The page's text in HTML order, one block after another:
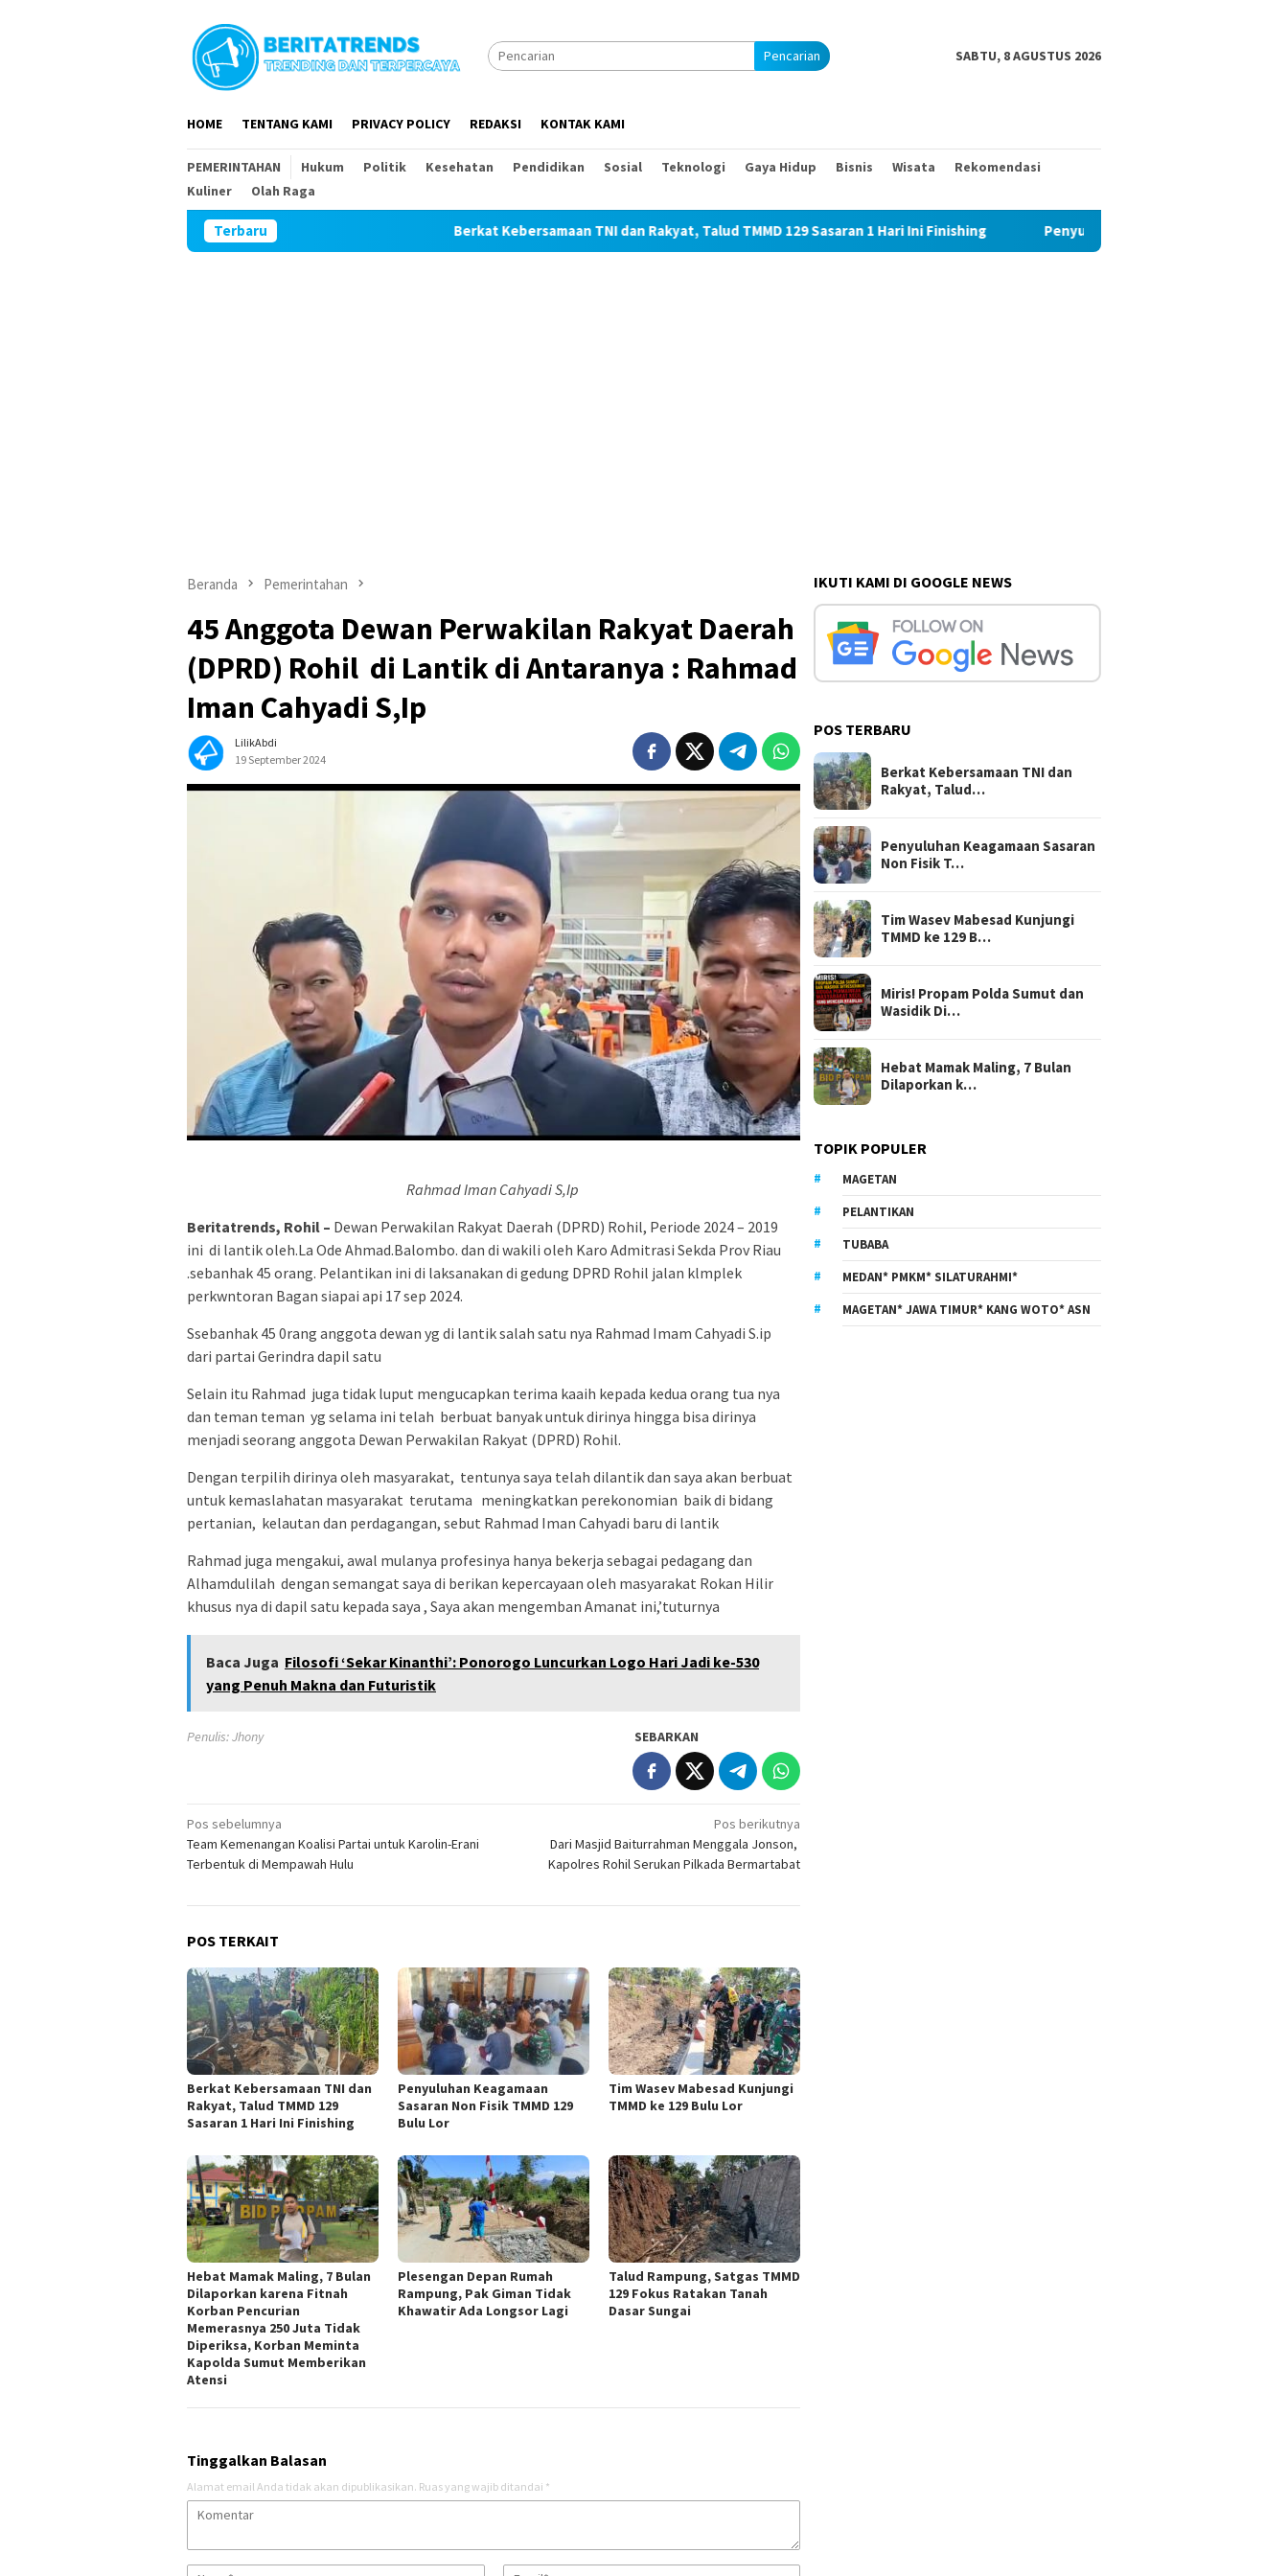
Pencarian SABTU, 8 AGUSTUS 2026
HOME TENTANG KAMI PRIVACY POLICY REDAKSI KONTAK KAMI
PEMERINTAHAN Hukum Politik Kesehatan Pendidikan Sosial Teknologi Gaya Hidup Bisnis Wisata
Rekomendasi
Kuliner
Olah Raga
Terbaru Berkat Kebersamaan TNI dan Rakyat, Talud TMMD 129 Sasaran 1 Hari Ini Finishing Penyuluhan Keagamaan Sasaran Non Fisik TMMD
Beranda Pemerintahan
45 Anggota Dewan Perwakilan Rakyat Daerah
(DPRD) Rohil di Lantik di Antaranya : Rahmad
Iman Cahyadi S,Ip
LilikAbdi
19 September 2024
Rahmad Iman Cahyadi S,Ip
Beritatrends, Rohil – Dewan Perwakilan Rakyat Daerah (DPRD) Rohil, Periode 2024 – 2019
ini di lantik oleh.La Ode Ahmad.Balombo. dan di wakili oleh Karo Admitrasi Sekda Prov Riau
.sebanhak 45 orang. Pelantikan ini di laksanakan di gedung DPRD Rohil jalan klmplek
perkwntoran Bagan siapai api 17 sep 2024.
Ssebanhak 45 0rang anggota dewan yg di lantik salah satu nya Rahmad Imam Cahyadi S.ip
dari partai Gerindra dapil satu
Selain itu Rahmad juga tidak luput mengucapkan terima kaaih kepada kedua orang tua nya
dan teman teman yg selama ini telah berbuat banyak untuk dirinya hingga bisa dirinya
menjadi seorang anggota Dewan Perwakilan Rakyat (DPRD) Rohil.
Dengan terpilih dirinya oleh masyarakat, tentunya saya telah dilantik dan saya akan berbuat
untuk kemaslahatan masyarakat terutama meningkatkan perekonomian baik di bidang
pertanian, kelautan dan perdagangan, sebut Rahmad Iman Cahyadi baru di lantik
Rahmad juga mengakui, awal mulanya profesinya hanya bekerja sebagai pedagang dan
Alhamdulilah dengan semangat saya di berikan kepercayaan oleh masyarakat Rokan Hilir
khusus nya di dapil satu kepada saya , Saya akan mengemban Amanat ini,’tuturnya
Baca Juga Filosofi ‘Sekar Kinanthi’: Ponorogo Luncurkan Logo Hari Jadi ke-530
yang Penuh Makna dan Futuristik
Penulis: Jhony SEBARKAN
Navigasi
pos
Pos sebelumnya
Team Kemenangan Koalisi Partai untuk Karolin-Erani
Terbentuk di Mempawah Hulu
Pos berikutnya
Dari Masjid Baiturrahman Menggala Jonson,
Kapolres Rohil Serukan Pilkada Bermartabat
POS TERKAIT
Berkat Kebersamaan TNI dan
Rakyat, Talud TMMD 129
Sasaran 1 Hari Ini Finishing
Penyuluhan Keagamaan
Sasaran Non Fisik TMMD 129
Bulu Lor
Tim Wasev Mabesad Kunjungi
TMMD ke 129 Bulu Lor
Hebat Mamak Maling, 7 Bulan
Dilaporkan karena Fitnah
Korban Pencurian
Memerasnya 250 Juta Tidak
Diperiksa, Korban Meminta
Kapolda Sumut Memberikan
Atensi
Plesengan Depan Rumah
Rampung, Pak Giman Tidak
Khawatir Ada Longsor Lagi
Talud Rampung, Satgas TMMD
129 Fokus Ratakan Tanah
Dasar Sungai
Tinggalkan Balasan
Alamat email Anda tidak akan dipublikasikan. Ruas yang wajib ditandai *
IKUTI KAMI DI GOOGLE NEWS
POS TERBARU
Berkat Kebersamaan TNI dan
Rakyat, Talud…
Penyuluhan Keagamaan Sasaran
Non Fisik T…
Tim Wasev Mabesad Kunjungi
TMMD ke 129 B…
Miris! Propam Polda Sumut dan
Wasidik Di…
Hebat Mamak Maling, 7 Bulan
Dilaporkan k…
TOPIK POPULER
MAGETAN
PELANTIKAN
TUBABA
MEDAN* PMKM* SILATURAHMI*
MAGETAN* JAWA TIMUR* KANG WOTO* ASN